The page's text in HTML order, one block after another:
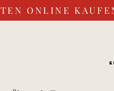
ONLINE